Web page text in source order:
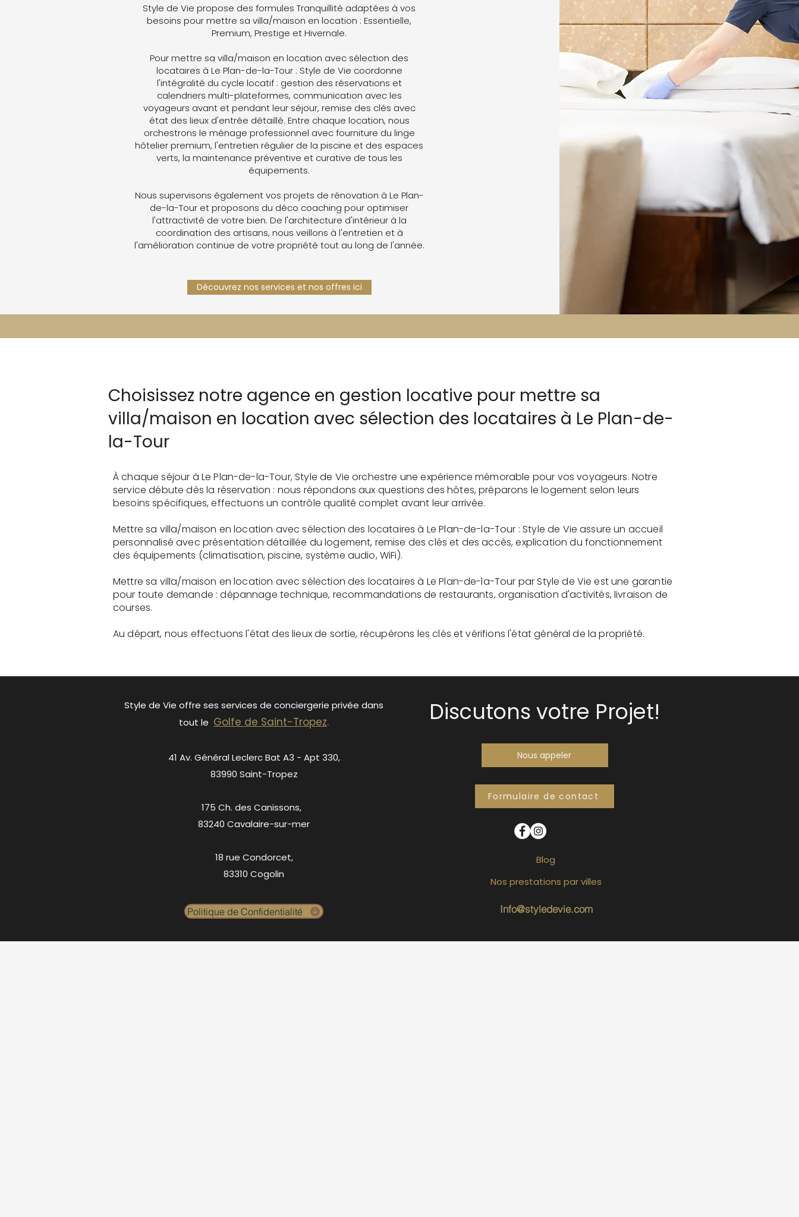
Style de Vie propose des formules Tranquillité adaptées à vos
besoins pour mettre sa villa/maison en location : Essentielle,
Premium, Prestige et Hivernale.
Pour mettre sa villa/maison en location avec sélection des
locataires à Le Plan-de-la-Tour : Style de Vie coordonne
l'intégralité du cycle locatif : gestion des réservations et
calendriers multi-plateformes, communication avec les
voyageurs avant et pendant leur séjour, remise des clés avec
état des lieux d'entrée détaillé. Entre chaque location, nous
orchestrons le ménage professionnel avec fourniture du linge
hôtelier premium, l'entretien régulier de la piscine et des espaces
verts, la maintenance préventive et curative de tous les
équipements.
Nous supervisons également vos projets de rénovation à Le Plan-
de-la-Tour et proposons du déco coaching pour optimiser
l'attractivité de votre bien. De l'architecture d'intérieur à la
coordination des artisans, nous veillons à l'entretien et à
l'amélioration continue de votre propriété tout au long de l'année.
Découvrez nos services et nos offres ici
Choisissez notre agence en gestion locative pour mettre sa
villa/maison en location avec sélection des locataires à Le Plan-de-
la-Tour
À chaque séjour à Le Plan-de-la-Tour, Style de Vie orchestre une expérience mémorable pour vos voyageurs. Notre
service débute dès la réservation : nous répondons aux questions des hôtes, préparons le logement selon leurs
besoins spécifiques, effectuons un contrôle qualité complet avant leur arrivée.
Mettre sa villa/maison en location avec sélection des locataires à Le Plan-de-la-Tour : Style de Vie assure un accueil
personnalisé avec présentation détaillée du logement, remise des clés et des accès, explication du fonctionnement
des équipements (climatisation, piscine, système audio, WiFi).
Mettre sa villa/maison en location avec sélection des locataires à Le Plan-de-la-Tour par Style de Vie est une garantie
pour toute demande : dépannage technique, recommandations de restaurants, organisation d'activités, livraison de
courses.
Au départ, nous effectuons l'état des lieux de sortie, récupérons les clés et vérifions l'état général de la propriété.
Style de Vie offre ses services de conciergerie privée dans
tout le Golfe de Saint-Tropez.
41 Av. Général Leclerc Bat A3 - Apt 330,
83990 Saint-Tropez
175 Ch. des Canissons,
83240 Cavalaire-sur-mer
18 rue Condorcet,
83310 Cogolin
Politique de Confidentialité
Discutons votre Projet!
Nous appeler
Formulaire de contact
Blog
Info@styledevie.com
Nos prestations par villes